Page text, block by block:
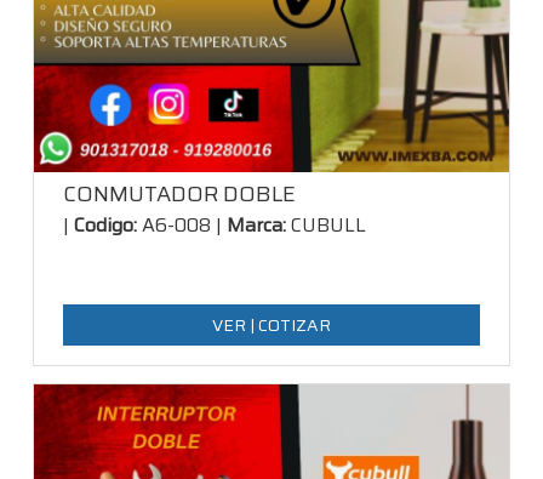
CONMUTADOR DOBLE
| Codigo:A6-008 | Marca:CUBULL